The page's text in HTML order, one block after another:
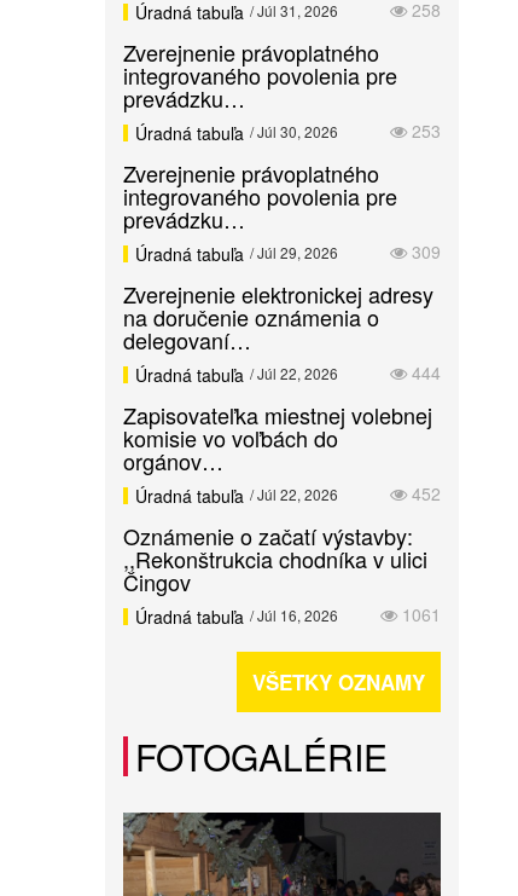
258
Úradná tabuľa / Júl 31, 2026
Zverejnenie právoplatného
integrovaného povolenia pre
prevádzku…
253
Úradná tabuľa / Júl 30, 2026
Zverejnenie právoplatného
integrovaného povolenia pre
prevádzku…
309
Úradná tabuľa / Júl 29, 2026
Zverejnenie elektronickej adresy
na doručenie oznámenia o
delegovaní…
444
Úradná tabuľa / Júl 22, 2026
Zapisovateľka miestnej volebnej
komisie vo voľbách do
orgánov…
452
Úradná tabuľa / Júl 22, 2026
Oznámenie o začatí výstavby:
,,Rekonštrukcia chodníka v ulici
Čingov
1061
Úradná tabuľa / Júl 16, 2026
VŠETKY OZNAMY
FOTOGALÉRIE